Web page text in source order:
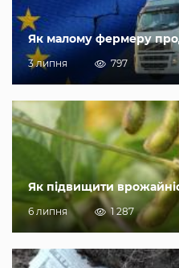
Як малому фермеру
3 липня 797
Як підвищити
6 липня 1 287